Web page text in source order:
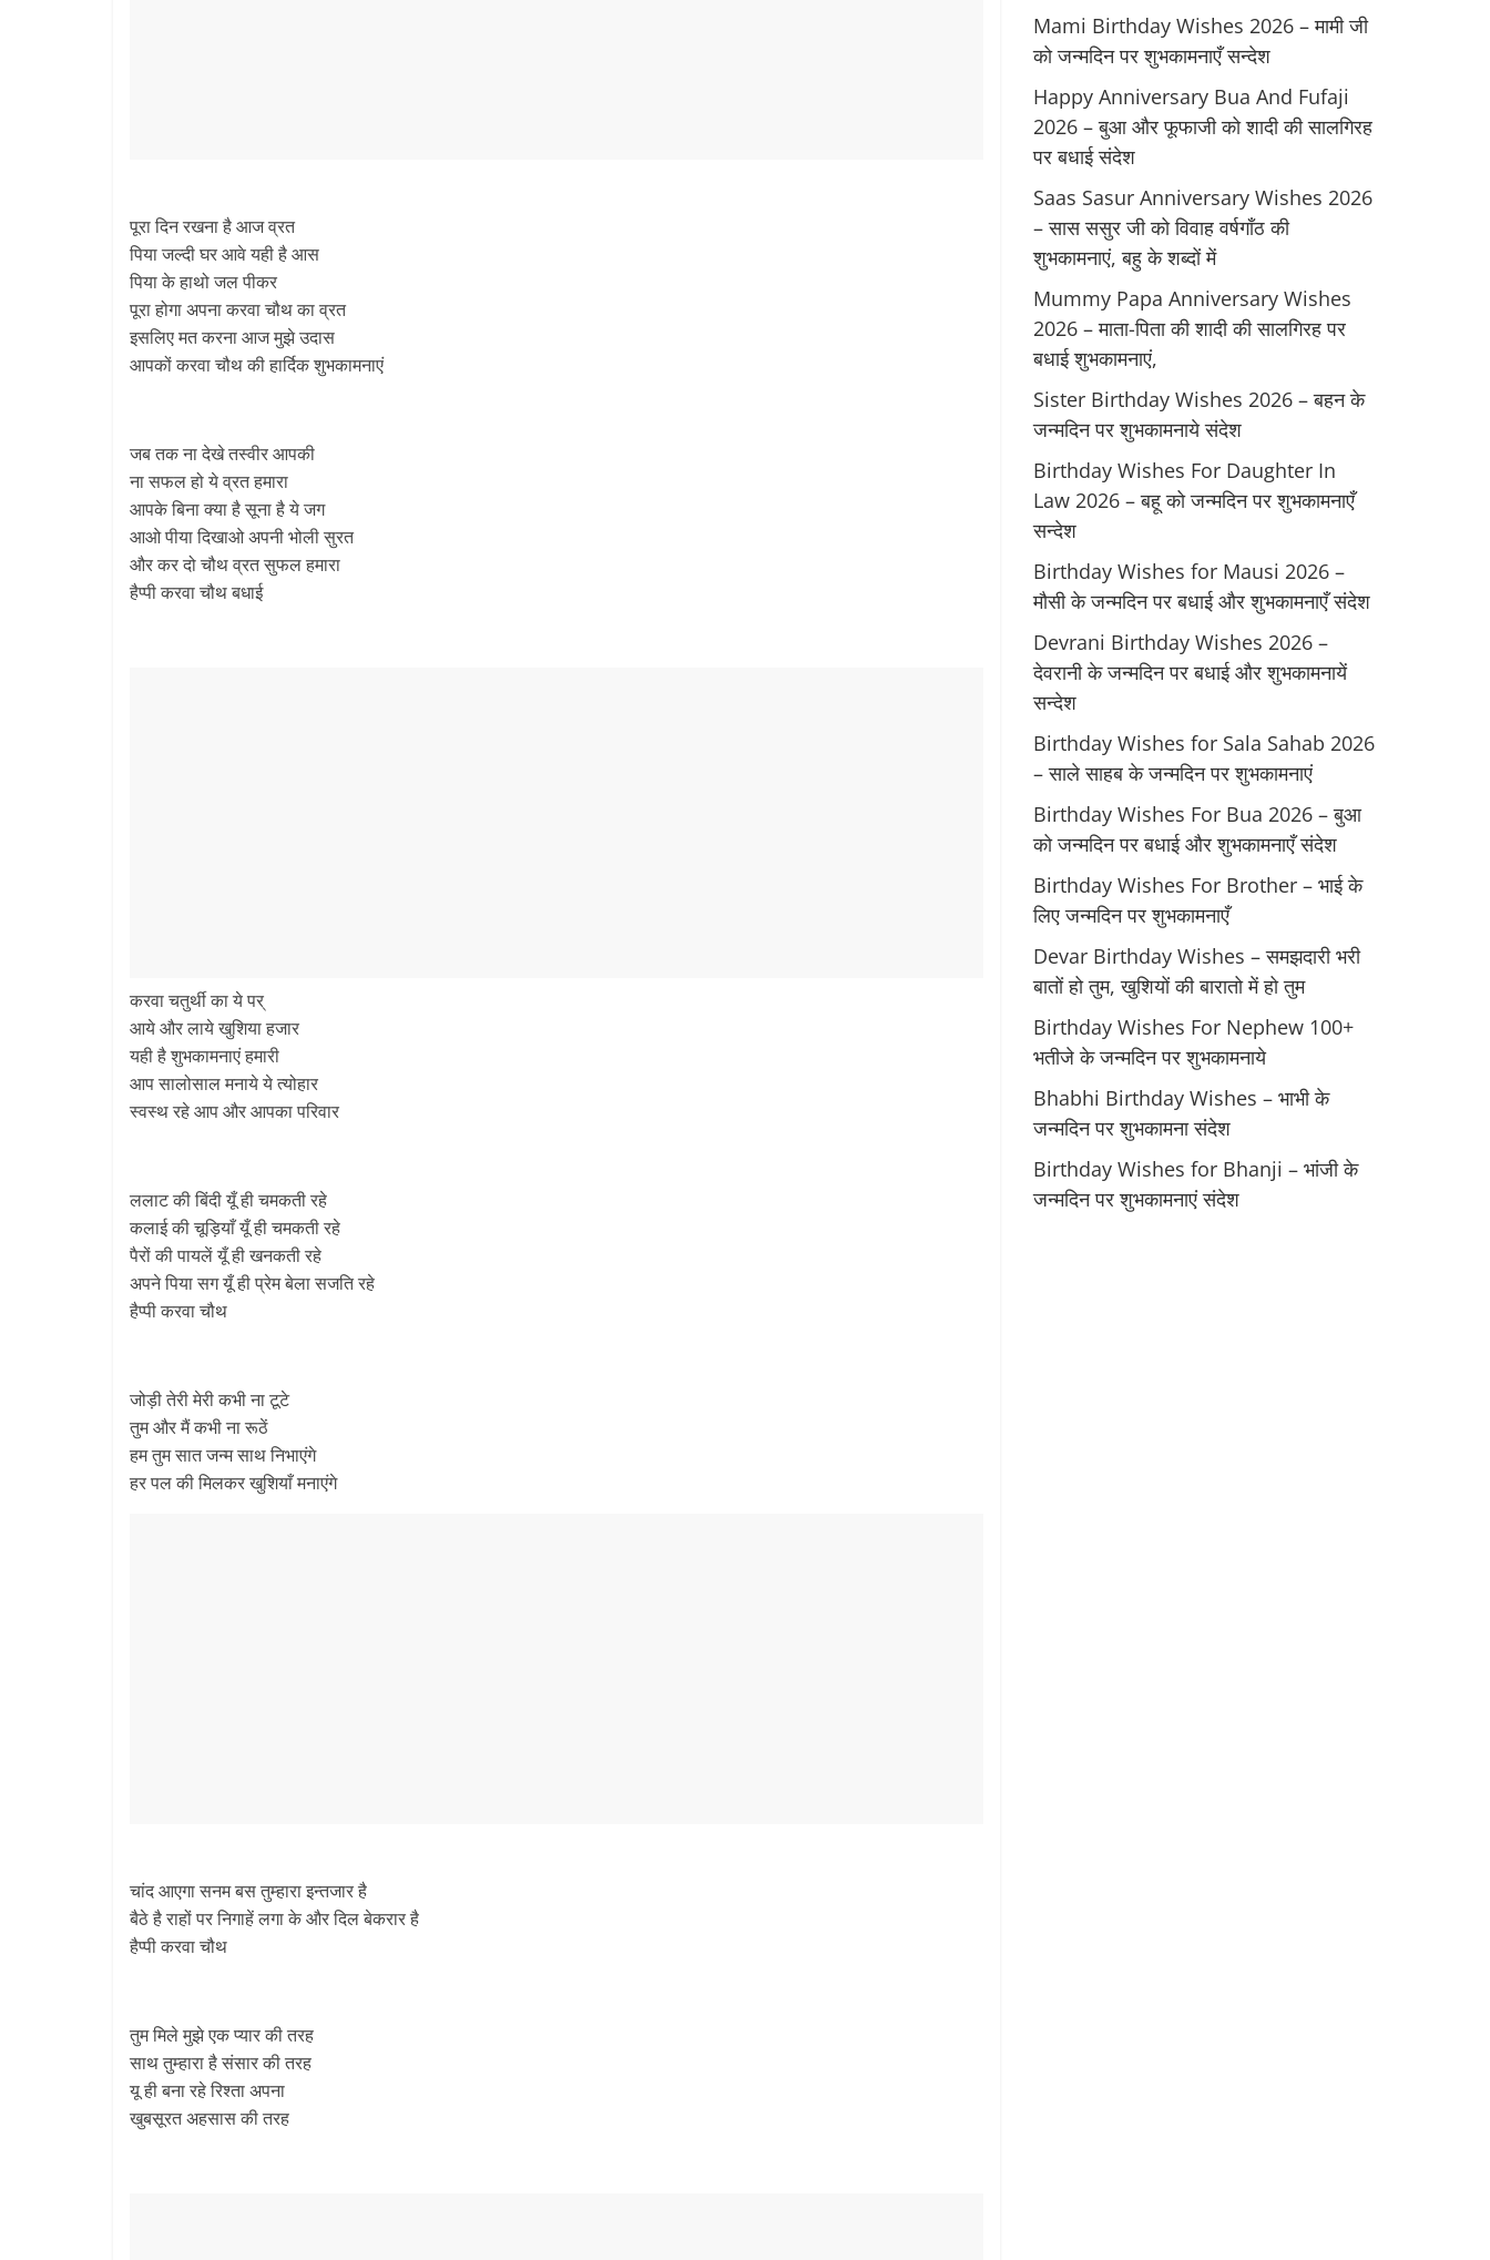
पूरा दिन रखना है आज व्रत
पिया जल्दी घर आवे यही है आस
पिया के हाथो जल पीकर
पूरा होगा अपना करवा चौथ का व्रत
इसलिए मत करना आज मुझे उदास
आपकों करवा चौथ की हार्दिक शुभकामनाएं
जब तक ना देखे तस्वीर आपकी
ना सफल हो ये व्रत हमारा
आपके बिना क्या है सूना है ये जग
आओ पीया दिखाओ अपनी भोली सुरत
और कर दो चौथ व्रत सुफल हमारा
हैप्पी करवा चौथ बधाई
करवा चतुर्थी का ये पर्
आये और लाये खुशिया हजार
यही है शुभकामनाएं हमारी
आप सालोसाल मनाये ये त्योहार
स्वस्थ रहे आप और आपका परिवार
ललाट की बिंदी यूँ ही चमकती रहे
कलाई की चूड़ियाँ यूँ ही चमकती रहे
पैरों की पायलें यूँ ही खनकती रहे
अपने पिया सग यूँ ही प्रेम बेला सजति रहे
हैप्पी करवा चौथ
जोड़ी तेरी मेरी कभी ना टूटे
तुम और मैं कभी ना रूठें
हम तुम सात जन्म साथ निभाएंगे
हर पल की मिलकर खुशियाँ मनाएंगे
चांद आएगा सनम बस तुम्हारा इन्तजार है
बैठे है राहों पर निगाहें लगा के और दिल बेकरार है
हैप्पी करवा चौथ
तुम मिले मुझे एक प्यार की तरह
साथ तुम्हारा है संसार की तरह
यू ही बना रहे रिश्ता अपना
खुबसूरत अहसास की तरह
Mami Birthday Wishes 2026 – मामी जी
को जन्मदिन पर शुभकामनाएँ सन्देश
Happy Anniversary Bua And Fufaji
2026 – बुआ और फूफाजी को शादी की सालगिरह
पर बधाई संदेश
Saas Sasur Anniversary Wishes 2026
– सास ससुर जी को विवाह वर्षगाँठ की
शुभकामनाएं, बहु के शब्दों में
Mummy Papa Anniversary Wishes
2026 – माता-पिता की शादी की सालगिरह पर
बधाई शुभकामनाएं,
Sister Birthday Wishes 2026 – बहन के
जन्मदिन पर शुभकामनाये संदेश
Birthday Wishes For Daughter In
Law 2026 – बहू को जन्मदिन पर शुभकामनाएँ
सन्देश
Birthday Wishes for Mausi 2026 –
मौसी के जन्मदिन पर बधाई और शुभकामनाएँ संदेश
Devrani Birthday Wishes 2026 –
देवरानी के जन्मदिन पर बधाई और शुभकामनायें
सन्देश
Birthday Wishes for Sala Sahab 2026
– साले साहब के जन्मदिन पर शुभकामनाएं
Birthday Wishes For Bua 2026 – बुआ
को जन्मदिन पर बधाई और शुभकामनाएँ संदेश
Birthday Wishes For Brother – भाई के
लिए जन्मदिन पर शुभकामनाएँ
Devar Birthday Wishes – समझदारी भरी
बातों हो तुम, खुशियों की बारातो में हो तुम
Birthday Wishes For Nephew 100+
भतीजे के जन्मदिन पर शुभकामनाये
Bhabhi Birthday Wishes – भाभी के
जन्मदिन पर शुभकामना संदेश
Birthday Wishes for Bhanji – भांजी के
जन्मदिन पर शुभकामनाएं संदेश